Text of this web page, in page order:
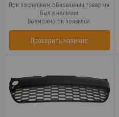
При последнем обновлении товар не
был в наличии.
Возможно он появился.
Проверить наличие